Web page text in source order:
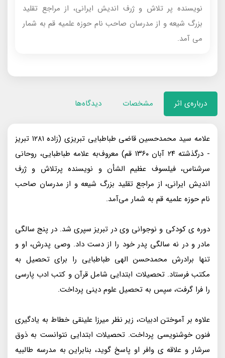
نویسنده پر تلاش و ژرف اندیش ایرانی، از مراجع تقلید
بزرگ شیعه و از مدرسان صاحب نام حوزه علمیه قم به شمار
می‌ آمد.
درباره‌ی اثر مشخصات دیدگاه‌ها
علامه سید محمدحسین قاضی طباطبایی تبریزی (زاده ۱۲۸۱ تبریز
- درگذشته ۲۴ آبان ۱۳۶۰ قم) معروف‌به علامه طباطبایی، روحانی
سرشناس، فیلسوف عظیم الشأن و نویسنده پرتلاش و ژرف
اندیش ایرانی، از مراجع تقلید بزرگ شیعه و از مدرسان صاحب
نام حوزه علمیه قم به شمار می‌آمد.
دوره ی کودکی و نوجوانی وی در تبریز سپری شد. در پنج سالگی
مادر و در نه سالگی پدر خود را از دست داد. وصی پدرش، او و
تنها برادرش محمدحسن الهی طباطبایی را برای تحصیل به
مکتب فرستاد. تحصیلات ابتدایی شامل قرآن و کتب ادب پارسی
را فرا گرفت، سپس به تحصیل علوم دینی پرداخت.
علاوه بر آموختن ادبیات، زیر نظر میرزا علینقی خطاط به یادگیری
فنون خوشنویسی پرداخت. تحصیلات ابتدایی نتوانست به ذوق
سرشار و علاقه ی وافر او پاسخ گوید، بنابراین به مدرسه طالبیه